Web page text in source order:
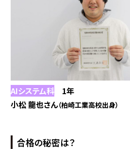
AIシステム科 1年
小松 龍也さん（柏崎工業高校出身）
合格の秘密は？